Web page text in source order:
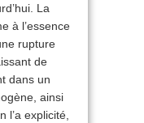
La
à l’essence
rupture
de
dans un
ainsi
l’a explicité,